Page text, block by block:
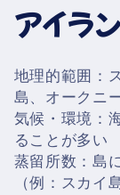
コ
レ
ク
シ
ョ
アイラ
地理的範囲：
島、オークニ
気候・環境：
ることが多い
蒸留所数：島
（例：スカイ